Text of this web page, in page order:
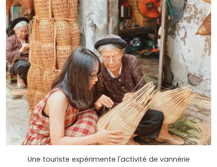
Une touriste expérimente l'activité de vannérie